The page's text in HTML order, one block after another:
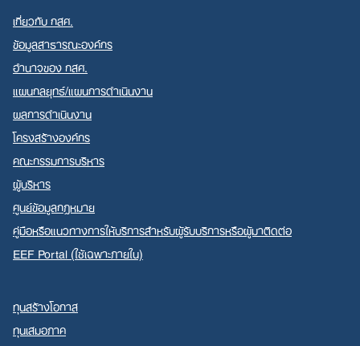
เกี่ยวกับ กสศ.
ข้อมูลสาธารณะองค์กร
อำนาจของ กสศ.
แผนกลยุทธ์/แผนการดำเนินงาน
ผลการดำเนินงาน
โครงสร้างองค์กร
คณะกรรมการบริหาร
ผู้บริหาร
ศูนย์ข้อมูลกฎหมาย
คู่มือหรือแนวทางการให้บริการสำหรับผู้รับบริการหรือผู้มาติดต่อ
EEF Portal (ใช้เฉพาะภายใน)
ทุนสร้างโอกาส
ทุนเสมอภาค